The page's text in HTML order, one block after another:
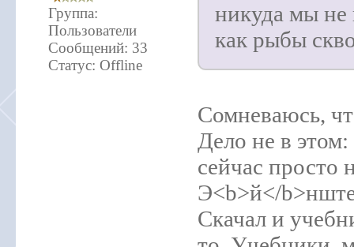
Группа:
Пользователи
Сообщений: 33
Статус: Offline
никуда мы не
как рыбы
Сомневаюсь,
Дело не в
сейчас просто
Э<b>й</
Скачал и